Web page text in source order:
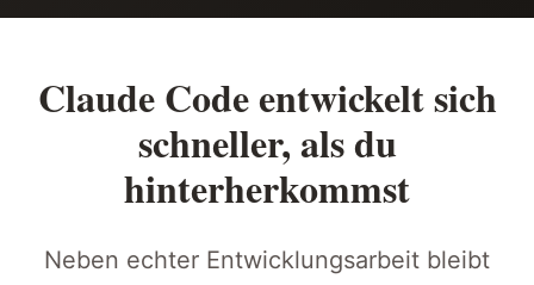
Claude Code entwickelt sich
schneller, als du
hinterherkommst
Neben echter Entwicklungsarbeit bleibt